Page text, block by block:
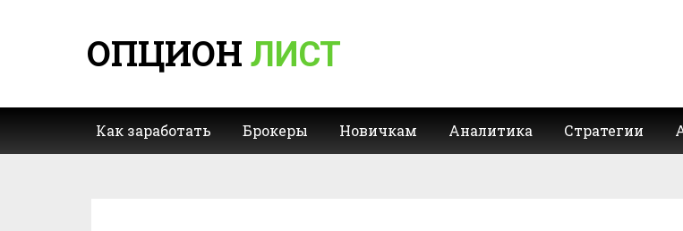
ОПЦИОН ЛИСТ
Как заработать Брокеры Новичкам Аналитика Стратегии